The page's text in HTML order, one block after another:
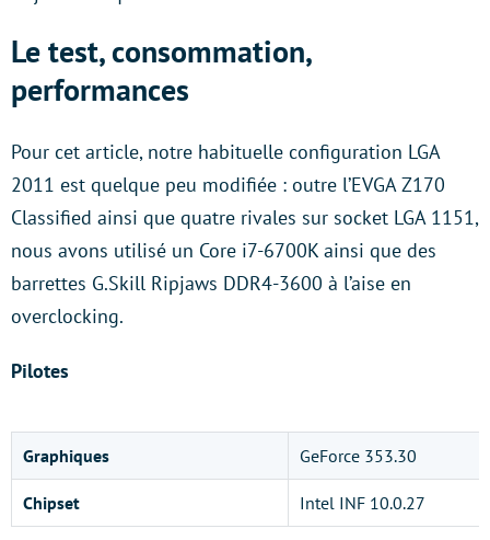
Le test, consommation,
performances
Pour cet article, notre habituelle configuration LGA
2011 est quelque peu modifiée : outre l’EVGA Z170
Classified ainsi que quatre rivales sur socket LGA 1151,
nous avons utilisé un Core i7-6700K ainsi que des
barrettes G.Skill Ripjaws DDR4-3600 à l’aise en
overclocking.
Pilotes
Graphiques GeForce 353.30
Chipset Intel INF 10.0.27